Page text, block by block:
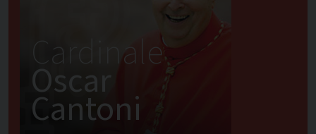
Cardinale
Oscar
Cantoni